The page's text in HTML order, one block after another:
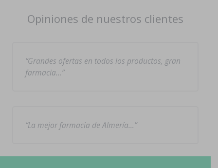
Opiniones de nuestros clientes
Grandes ofertas en todos los productos, gran
farmacia…
La mejor farmacia de Almería…